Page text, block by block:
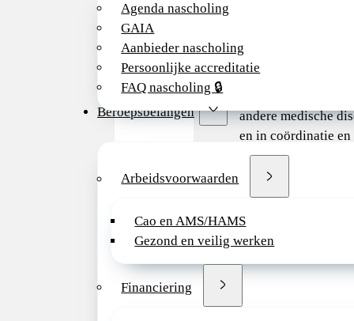
Agenda nascholing
GAIA
Aanbieder nascholing
Persoonlijke accreditatie
FAQ nascholing 🔒
Beroepsbelangen
Arbeidsvoorwaarden
Cao en AMS/HAMS
Gezond en veilig werken
Financiering
en behandelt
nodig met behulp van
andere medische
en in coördinatie en
met andere medisch
specialisten en
zorgverleners;
• Schrijft
registreert relevante
• Coördineert